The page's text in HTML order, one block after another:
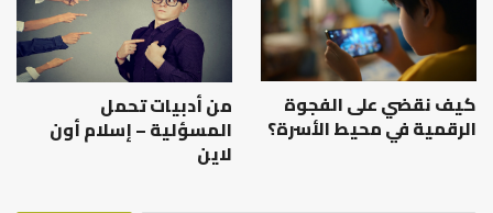
كيف نقضي على الفجوة
الرقمية في محيط الأسرة؟
من أدبيات تحمل
المسؤلية – إسلام أون
لاين